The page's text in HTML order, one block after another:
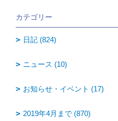
カテゴリー
日記 (824)
ニュース (10)
お知らせ・イベント (17)
2019年4月まで (870)